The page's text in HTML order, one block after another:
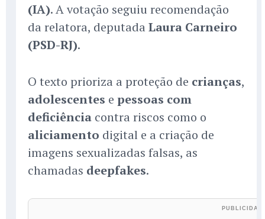
(IA). A votação seguiu recomendação
da relatora, deputada Laura Carneiro
(PSD-RJ).
O texto prioriza a proteção de crianças,
adolescentes e pessoas com
deficiência contra riscos como o
aliciamento digital e a criação de
imagens sexualizadas falsas, as
chamadas deepfakes.